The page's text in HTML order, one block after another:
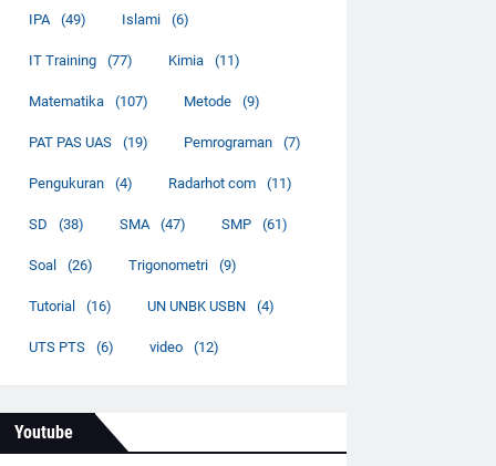
IPA (49) Islami (6)
IT Training (77) Kimia (11)
Matematika (107) Metode (9)
PAT PAS UAS (19) Pemrograman (7)
Pengukuran (4) Radarhot com (11)
SD (38) SMA (47) SMP (61)
Soal (26) Trigonometri (9)
Tutorial (16) UN UNBK USBN (4)
UTS PTS (6) video (12)
Youtube